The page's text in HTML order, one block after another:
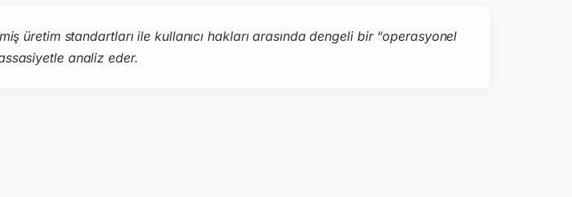
üretim standartları ile kullanıcı hakları arasında dengeli bir “operasyonel
analiz eder.